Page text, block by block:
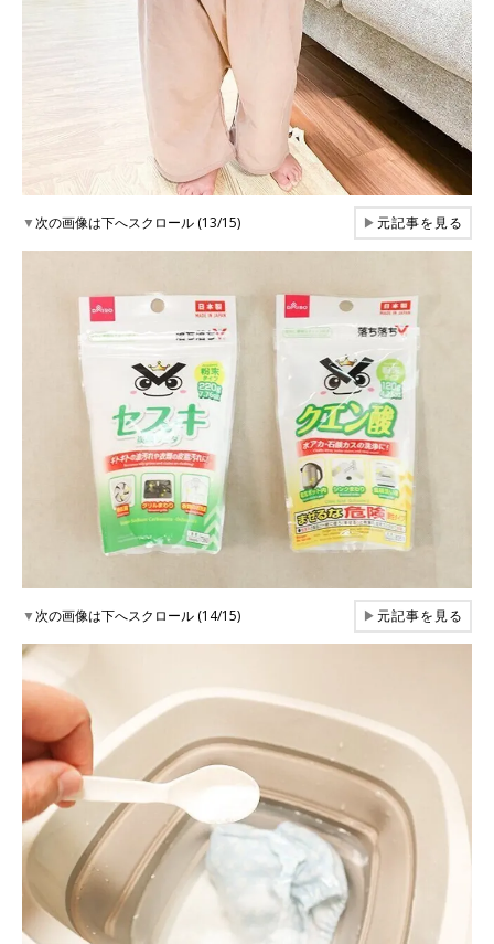
▼次の画像は下へスクロール (13/15) ▶元記事を見る
▼次の画像は下へスクロール (14/15) ▶元記事を見る